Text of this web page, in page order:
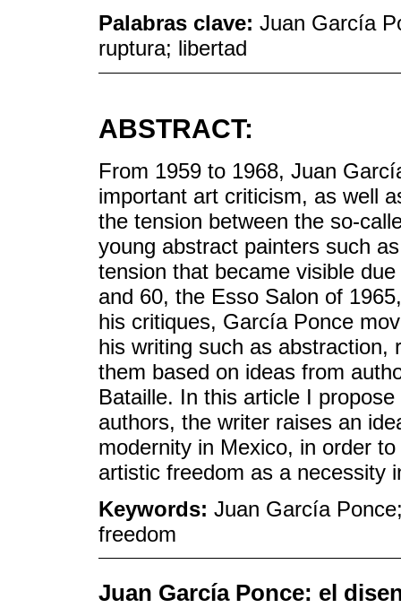
Palabras clave: Juan García
ruptura; libertad
ABSTRACT:
From 1959 to 1968, Juan
important art criticism, as well
the tension between the so-
young abstract painters such
tension that became visible
and 60, the Esso Salon of
his critiques, García Ponce
his writing such as abstraction,
them based on ideas from
Bataille. In this article I
authors, the writer raises an
modernity in Mexico, in order
artistic freedom as a necessity
Keywords: Juan García
freedom
Juan García Ponce: el